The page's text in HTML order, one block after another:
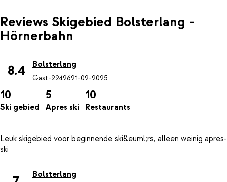
Reviews Skigebied Bolsterlang -
Hörnerbahn
8.4 Bolsterlang
Gast-2242621-02-2025
10
Ski gebied
5
Apres ski
10
Restaurants
Leuk skigebied voor beginnende ski&euml;rs, alleen weinig apres-
Bolsterlang